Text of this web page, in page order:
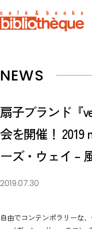
NEWS
扇子ブランド『
会を開催！ 2019
ーズ・ウェイ –
2019.07.30
自由でコンテンポラリーな